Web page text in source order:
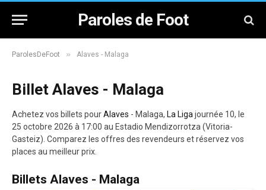
Paroles de Foot
ParolesDeFoot » Alaves - Malaga
Billet Alaves - Malaga
Achetez vos billets pourAlaves - Malaga, La Liga journée 10, le
25 octobre 2026 à 17:00 au Estadio Mendizorrotza (Vitoria-
Gasteiz). Comparez les offres des revendeurs et réservez vos
places au meilleur prix.
Billets Alaves - Malaga